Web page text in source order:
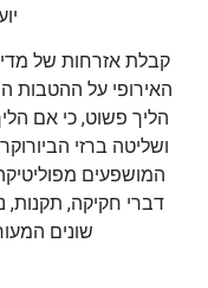
קבלת אזרחות של
האירופי על ההטבות
הליך פשוט, כי אם
ושליטה ברזי
המושפעים
דברי חקיקה, תקנות,
שונים